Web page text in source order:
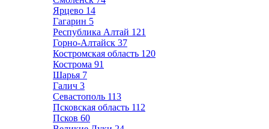
Ярцево 14
Гагарин 5
Республика Алтай 121
Горно-Алтайск 37
Костромская область 120
Кострома 91
Шарья 7
Галич 3
Севастополь 113
Псковская область 112
Псков 60